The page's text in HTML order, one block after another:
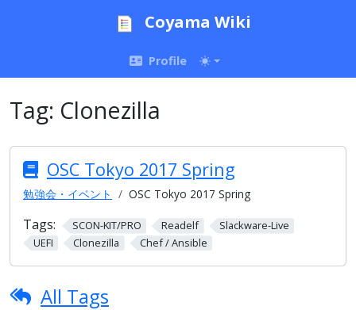
Coyama Wiki
Profile
Tag: Clonezilla
OSC Tokyo 2017 Spring
勉強会・イベント OSC Tokyo 2017 Spring
Tags: SCON-KIT/PRO Readelf
Slackware-Live
UEFI
Clonezilla Chef / Ansible
All Tags